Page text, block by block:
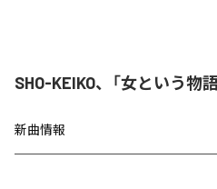
SHO-KEIKO、「女という物
新曲情報